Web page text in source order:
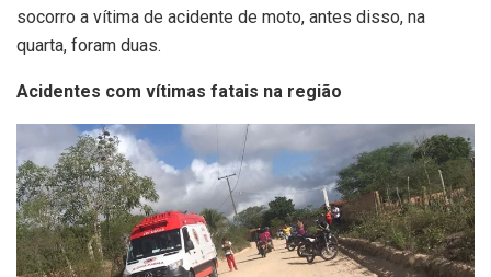
socorro a vítima de acidente de moto, antes disso, na
quarta, foram duas.
Acidentes com vítimas fatais na região